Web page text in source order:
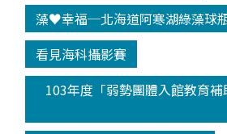
藻♥幸福─北海道阿寒湖綠藻球
看見海科攝影賽
103年度「弱勢團體入館教育